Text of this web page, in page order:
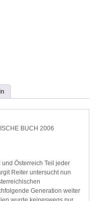
BUCH 2006
Österreich Teil jeder
Reiter untersucht nun
Generation weiter